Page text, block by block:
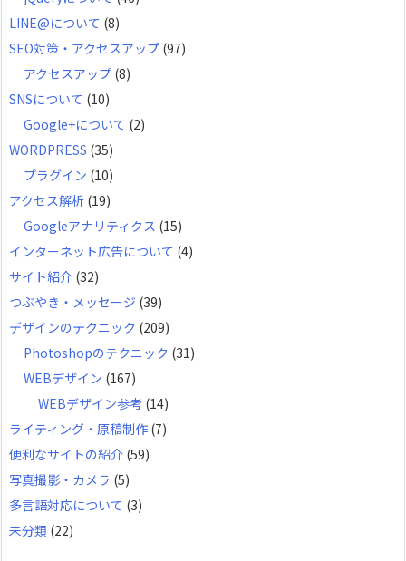
LINE@について (8)
SEO対策・アクセスアップ (97)
アクセスアップ (8)
SNSについて (10)
Google+について (2)
WORDPRESS (35)
プラグイン (10)
アクセス解析 (19)
Googleアナリティクス (15)
インターネット広告について (4)
サイト紹介 (32)
つぶやき・メッセージ (39)
デザインのテクニック (209)
Photoshopのテクニック (31)
WEBデザイン (167)
WEBデザイン参考 (14)
ライティング・原稿制作 (7)
便利なサイトの紹介 (59)
写真撮影・カメラ (5)
多言語対応について (3)
未分類 (22)